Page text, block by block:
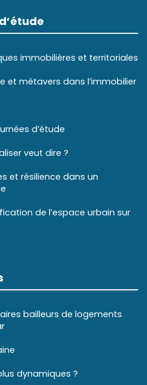
immobilières et territoriales
et métavers dans l’immobilier
d’étude
veut dire ?
et résilience dans un
de l’espace urbain sur
bailleurs de logements
dynamiques ?